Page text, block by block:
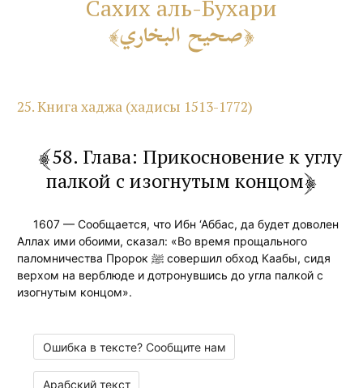
Сахих аль-Бухари
صحيح البخاري
25. Книга хаджа (хадисы 1513-1772)
58. Глава: Прикосновение к углу
палкой с изогнутым концом
1607 — Сообщается, что Ибн ‘Аббас, да будет доволен
Аллах ими обоими, сказал: «Во время прощального
паломничества Пророк ﷺ совершил обход Каабы, сидя
верхом на верблюде и дотронувшись до угла палкой с
изогнутым концом».
Ошибка в тексте? Сообщите нам
Арабский текст